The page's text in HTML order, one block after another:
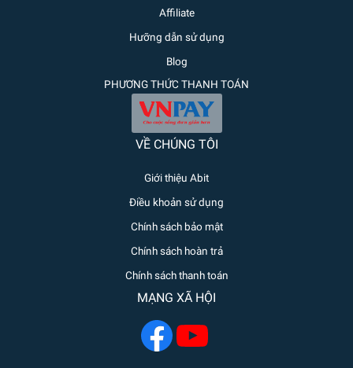
Affiliate
Hưỡng dẫn sử dụng
Blog
PHƯƠNG THỨC THANH TOÁN
VỀ CHÚNG TÔI
Giới thiệu Abit
Điều khoản sử dụng
Chính sách bảo mật
Chính sách hoàn trả
Chính sách thanh toán
MẠNG XÃ HỘI